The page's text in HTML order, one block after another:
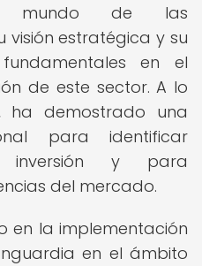
mundo de las
visión estratégica y su
en el
de este sector. A lo
demostrado una
para identificar
inversión y para
del mercado.
en la implementación
en el ámbito